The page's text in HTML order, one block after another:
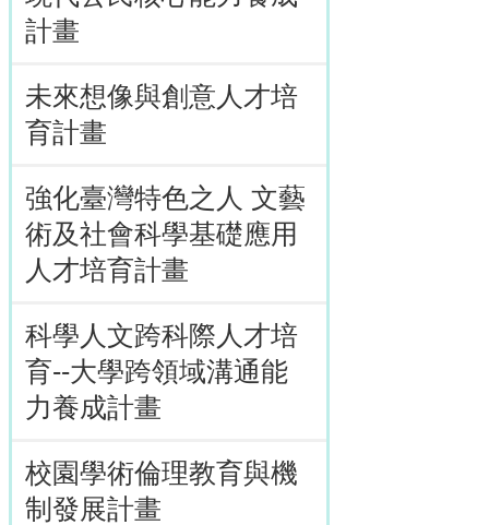
計畫
未來想像與創意人才培
育計畫
強化臺灣特色之人 文藝
術及社會科學基礎應用
人才培育計畫
科學人文跨科際人才培
育--大學跨領域溝通能
力養成計畫
校園學術倫理教育與機
制發展計畫